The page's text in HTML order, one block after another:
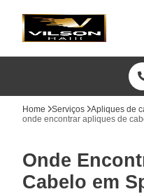
Home Serviços Apliques de
onde encontrar apliques de
Onde
Cabelo em